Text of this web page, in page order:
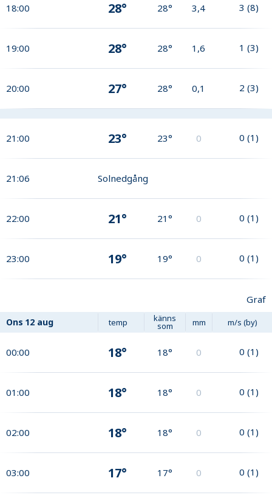
18:00 28° 28° 3,4 3 (8)
19:00 28° 28° 1,6 1 (3)
20:00 27° 28° 0,1 2 (3)
21:00 23° 23° 0 0 (1)
21:06 Solnedgång
22:00 21° 21° 0 0 (1)
23:00 19° 19° 0 0 (1)
Graf
Ons 12 aug temp känns
som mm m/s (by)
00:00 18° 18° 0 0 (1)
01:00 18° 18° 0 0 (1)
02:00 18° 18° 0 0 (1)
03:00 17° 17° 0 0 (1)